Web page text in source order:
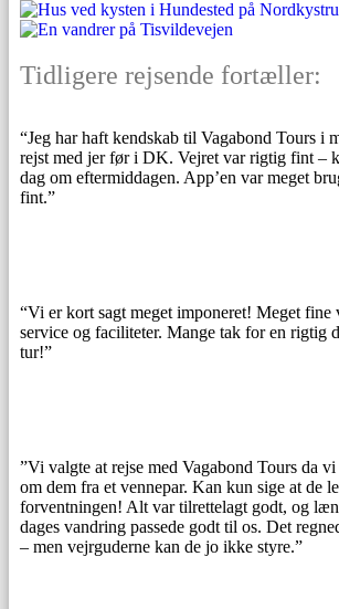
Tidligere rejsende fortæller:
“Jeg har haft kendskab til Vagabond Tours i
rejst med jer før i DK. Vejret var rigtig fint –
dag om eftermiddagen. App’en var meget
fint.”
“Vi er kort sagt meget imponeret! Meget fine
service og faciliteter. Mange tak for en rigtig
tur!”
”Vi valgte at rejse med Vagabond Tours da
om dem fra et vennepar. Kan kun sige at de
forventningen! Alt var tilrettelagt godt, og
dages vandring passede godt til os. Det
– men vejrguderne kan de jo ikke styre.”